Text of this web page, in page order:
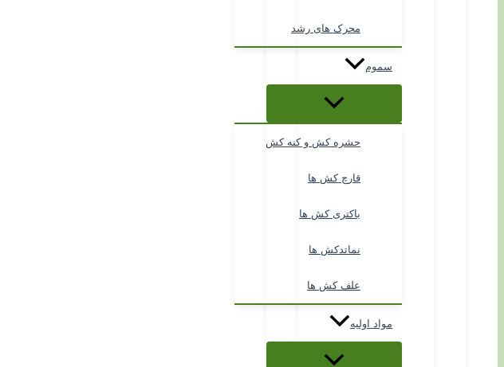
محرک های رشد
سموم
حشره کش و کنه کش
قارچ کش ها
باکتری کش ها
نماتدکش ها
علف کش ها
مواد اولیه